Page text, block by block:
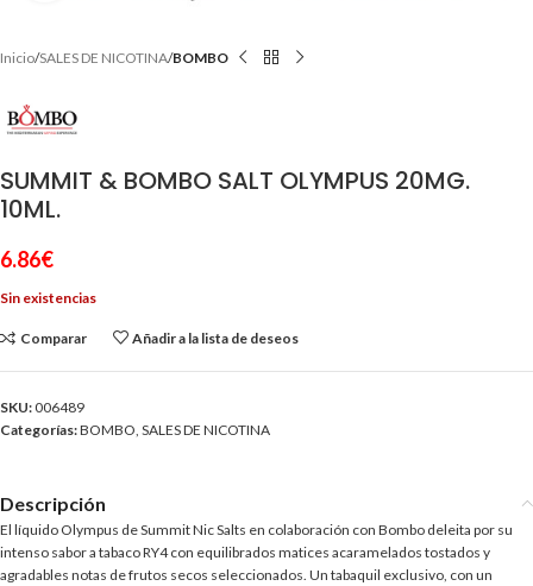
Inicio SALES DE NICOTINA BOMBO
SUMMIT & BOMBO SALT OLYMPUS 20MG.
10ML.
6.86€
Sin existencias
Comparar Añadir a la lista de deseos
SKU: 006489
Categorías:BOMBO SALES DE NICOTINA
Descripción
El líquido Olympus de Summit Nic Salts en colaboración con Bombo deleita por su
intenso sabor a tabaco RY4 con equilibrados matices acaramelados tostados y
agradables notas de frutos secos seleccionados. Un tabaquil exclusivo, con un